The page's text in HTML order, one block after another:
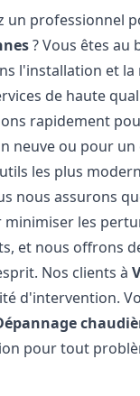
un professionnel
? Vous êtes
l'installation et
de haute
rapidement
neuve ou pour
les plus
nous assurons
minimiser les
et nous offrons
Nos clients à
d'intervention.
pour tout